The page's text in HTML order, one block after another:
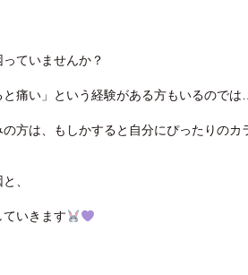
ていませんか？
痛い」という経験がある方もいるのでは…
方は、もしかすると自分にぴったりのカ
、
いきます